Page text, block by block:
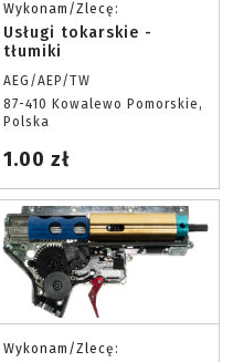
Wykonam/Zlecę:
Usługi tokarskie -
tłumiki
AEG/AEP/TW
87-410 Kowalewo Pomorskie,
Polska
1.00 zł
Wykonam/Zlecę: